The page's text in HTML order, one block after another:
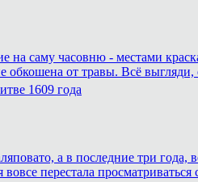
саму часовню - местами
обкошена от травы. Всё
1609 года
а в последние три
перестала просматриваться